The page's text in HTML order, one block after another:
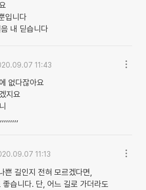
입니다
내 딛습니다
11:43
없다잖아요
지요
11:13
쁜 길인지 전혀 모르겠다면,
습니다. 단, 어느 길로 가더라도